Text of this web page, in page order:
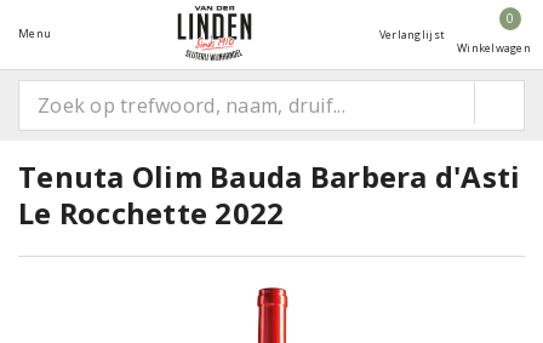
Menu Verlanglijst
0
Winkelwagen
Tenuta Olim Bauda Barbera d'Asti
Le Rocchette 2022